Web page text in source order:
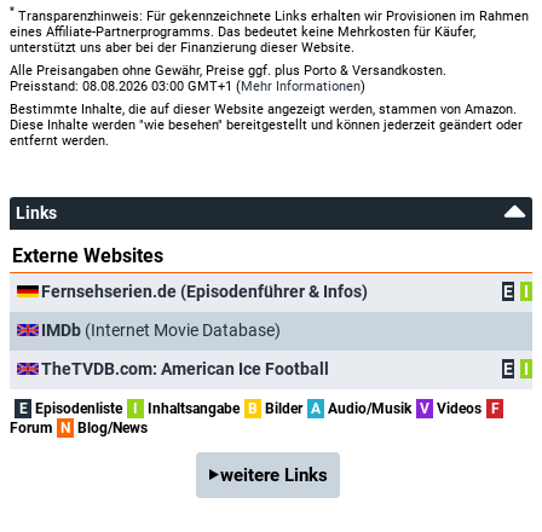
* Transparenzhinweis: Für gekennzeichnete Links erhalten wir Provisionen im Rahmen
eines Affiliate-Partnerprogramms. Das bedeutet keine Mehrkosten für Käufer,
unterstützt uns aber bei der Finanzierung dieser Website.
Alle Preisangaben ohne Gewähr, Preise ggf. plus Porto & Versandkosten.
Preisstand: 08.08.2026 03:00 GMT+1 (Mehr Informationen)
Bestimmte Inhalte, die auf dieser Website angezeigt werden, stammen von Amazon.
Diese Inhalte werden "wie besehen" bereitgestellt und können jederzeit geändert oder
entfernt werden.
Links
Externe Websites
Fernsehserien.de (Episodenführer & Infos) E
I
IMDb (Internet Movie Database)
TheTVDB.com: American Ice Football
E I
E Episodenliste I Inhaltsangabe B Bilder A Audio/Musik V Videos F
Forum N Blog/News
weitere Links